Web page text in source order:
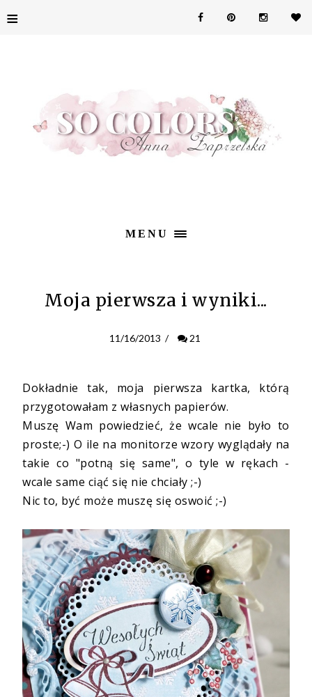
≡
MENU
Moja pierwsza i wyniki...
11/16/2013 / 21
Dokładnie tak, moja pierwsza kartka, którą
przygotowałam z własnych papierów.
Muszę Wam powiedzieć, że wcale nie było to
proste;-) O ile na monitorze wzory wyglądały na
takie co "potną się same", o tyle w rękach -
wcale same ciąć się nie chciały ;-)
Nic to, być może muszę się oswoić ;-)